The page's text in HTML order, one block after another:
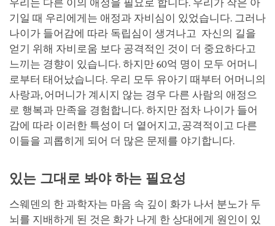
우리는 다른 이의 애정을 필요로 합니다. 우리가 작은 아
기일 때 우리에게는 애정과 자비심이 있었습니다. 그러나
나이가 들어감에 따라 독립심이 생겨나고 자신의 길을
얻기 위해 자비로움 보다 공격적인 것이 더 중요하다고
느끼는 경향이 있습니다. 하지만 60억 명이 모두 어머니
로부터 태어났습니다. 우리 모두 유아기 때부터 어머니의
사랑과, 어머니가 계시지 않는 경우 다른 사람의 애정으
로 행복과 만족을 경험합니다. 하지만 점차 나이가 들어
감에 따라 이러한 특성이 더 옅어지고, 공격적이고 다른
이들을 괴롭히게 되어 더 많은 문제를 야기합니다.
있는 그대로 봐야 하는 필요성
스웨덴의 한 과학자는 마음 속 깊이 화가 나서 분노가 두
뇌를 지배하게 된 것은 화가 나게 한 상대에게 원인이 있